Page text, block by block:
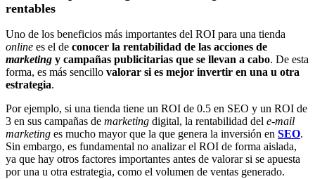
rentables
Uno de los beneficios más importantes del ROI para una tienda
online es el de conocer la rentabilidad de las acciones de
marketing y campañas publicitarias que se llevan a cabo. De esta
forma, es más sencillo valorar si es mejor invertir en una u otra
estrategia.
Por ejemplo, si una tienda tiene un ROI de 0.5 en SEO y un ROI de
3 en sus campañas de marketing digital, la rentabilidad del e-mail
marketing es mucho mayor que la que genera la inversión en SEO.
Sin embargo, es fundamental no analizar el ROI de forma aislada,
ya que hay otros factores importantes antes de valorar si se apuesta
por una u otra estrategia, como el volumen de ventas generado.